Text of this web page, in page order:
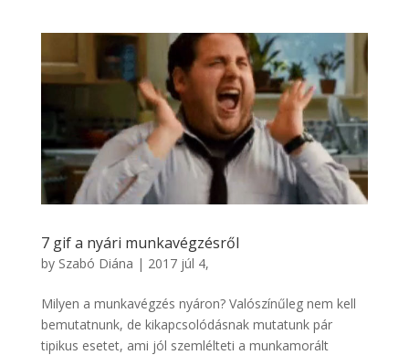
7 gif a nyári munkavégzésről
by Szabó Diána | 2017 júl 4,
Milyen a munkavégzés nyáron? Valószínűleg nem kell
bemutatnunk, de kikapcsolódásnak mutatunk pár
tipikus esetet, ami jól szemlélteti a munkamorált